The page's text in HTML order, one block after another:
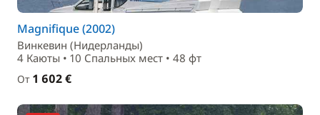
Magnifique (2002)
Винкевин (Нидерланды)
4 Каюты • 10 Спальныx мест • 48 фт
От 1 602 €